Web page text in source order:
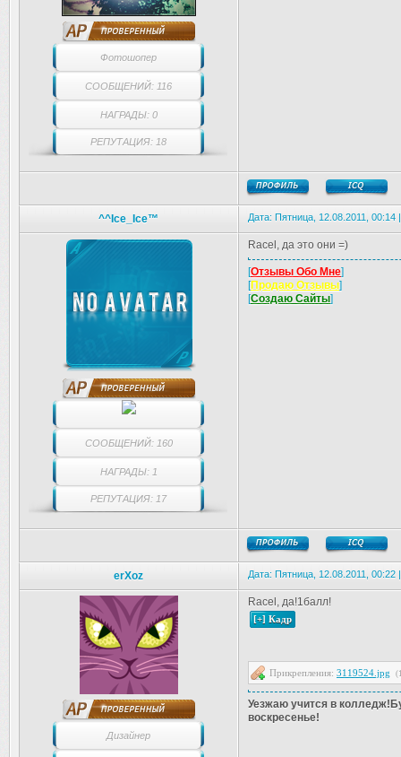
Фотошопер
СООБЩЕНИЙ: 116
НАГРАДЫ: 0
РЕПУТАЦИЯ: 18
^^Ice_Ice™ Дата: Пятница, 12.08.2011,
СООБЩЕНИЙ: 160
НАГРАДЫ: 1
РЕПУТАЦИЯ: 17
Racel, да это они =)
[Отзывы Обо Мне]
[Продаю Отзывы]
[Создаю Сайты]
erXoz Дата: Пятница, 12.08.2011,
Дизайнер
Racel, да!1балл!
Прикрепления: 3119524.jpg
Уезжаю учится в
воскресенье!